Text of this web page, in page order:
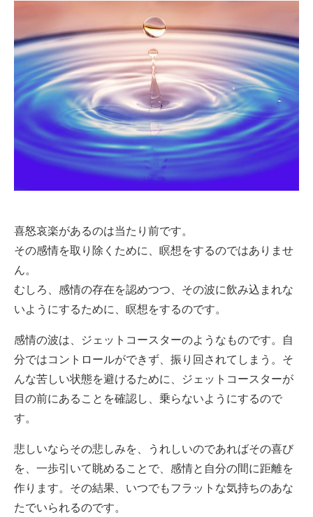
喜怒哀楽があるのは当たり前です。
その感情を取り除くために、瞑想をするのではありませ
ん。
むしろ、感情の存在を認めつつ、その波に飲み込まれな
いようにするために、瞑想をするのです。
感情の波は、ジェットコースターのようなものです。自
分ではコントロールができず、振り回されてしまう。そ
んな苦しい状態を避けるために、ジェットコースターが
目の前にあることを確認し、乗らないようにするので
す。
悲しいならその悲しみを、うれしいのであればその喜び
を、一歩引いて眺めることで、感情と自分の間に距離を
作ります。その結果、 いつでもフラットな気持ちのあな
たでいられるのです。